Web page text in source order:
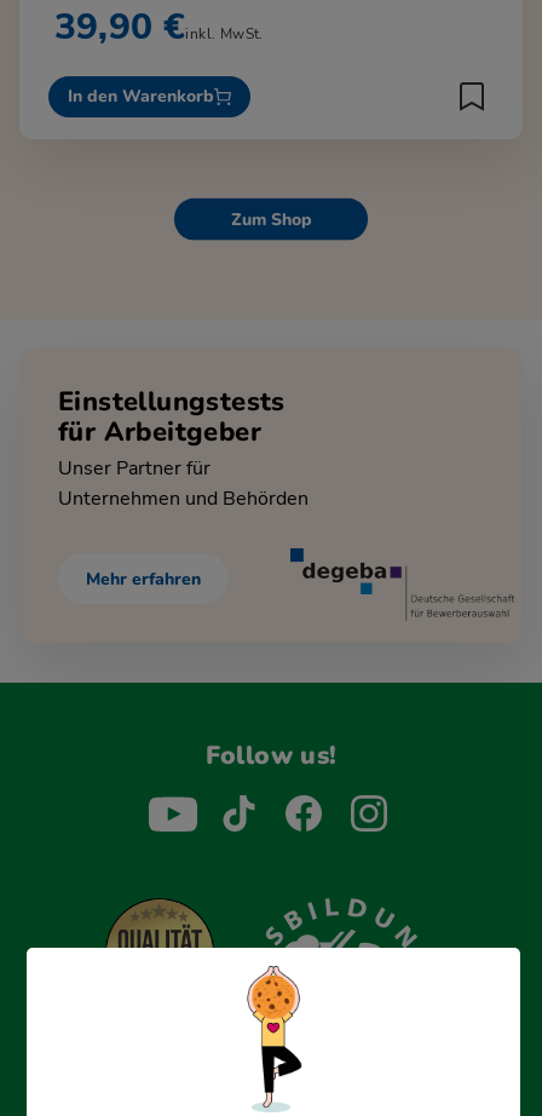
39,90 €inkl. MwSt.
In den Warenkorb
Zum Shop
Einstellungstests
für Arbeitgeber
Unser Partner für
Unternehmen und Behörden
Mehr erfahren
Follow us!
Erfolgreich bewerben mit Ausbildungspark: Wir
begleiten dich Schritt für Schritt bei deinem Start in den